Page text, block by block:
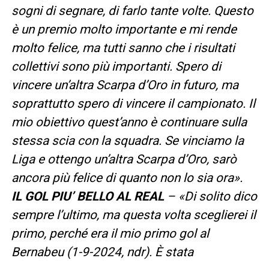
sogni di segnare, di farlo tante volte. Questo
è un premio molto importante e mi rende
molto felice, ma tutti sanno che i risultati
collettivi sono più importanti. Spero di
vincere un’altra Scarpa d’Oro in futuro, ma
soprattutto spero di vincere il campionato. Il
mio obiettivo quest’anno è continuare sulla
stessa scia con la squadra. Se vinciamo la
Liga e ottengo un’altra Scarpa d’Oro, sarò
ancora più felice di quanto non lo sia ora».
IL GOL PIU’ BELLO AL REAL – «Di solito dico
sempre l’ultimo, ma questa volta sceglierei il
primo, perché era il mio primo gol al
Bernabeu (1-9-2024, ndr). È stata